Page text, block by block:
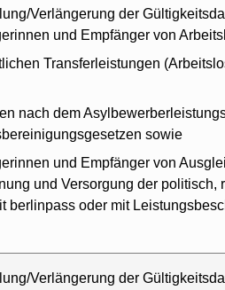
Verlängerung der
und Empfänger von
Transferleistungen
nach dem
sowie
und Empfänger von
und Versorgung der
berlinpass oder mit
Verlängerung der